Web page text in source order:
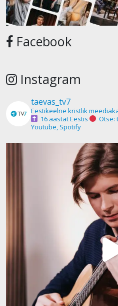
Facebook
Instagram
taevas_tv7
Eestikeelne kristlik
16 aastat Eestis
Otse:
Youtube, Spotify